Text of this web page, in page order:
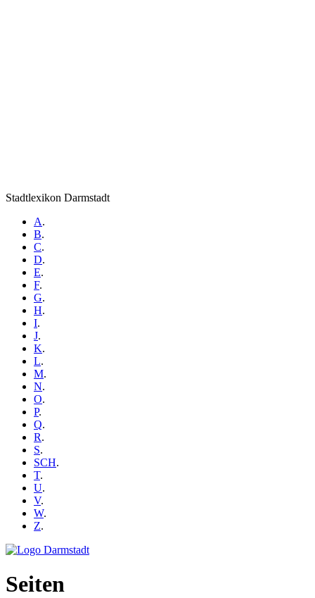
Stadtlexikon Darmstadt
A.
B.
C.
D.
E.
F.
G.
H.
I.
J.
K.
L.
M.
N.
O.
P.
Q.
R.
S.
SCH.
T.
U.
V.
W.
Z.
Seiten